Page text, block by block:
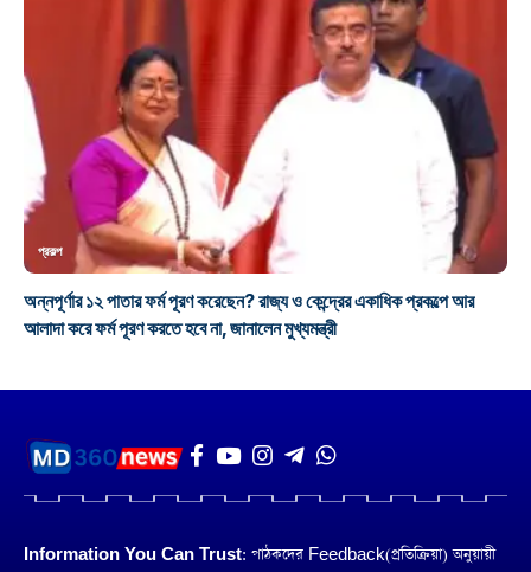
প্রকল্প
অন্নপূর্ণার ১২ পাতার ফর্ম পূরণ করেছেন? রাজ্য ও কেন্দ্রের একাধিক প্রকল্পে আর
আলাদা করে ফর্ম পূরণ করতে হবে না, জানালেন মুখ্যমন্ত্রী
Information You Can Trust: পাঠকদের Feedback(প্রতিক্রিয়া) অনুয়ায়ী